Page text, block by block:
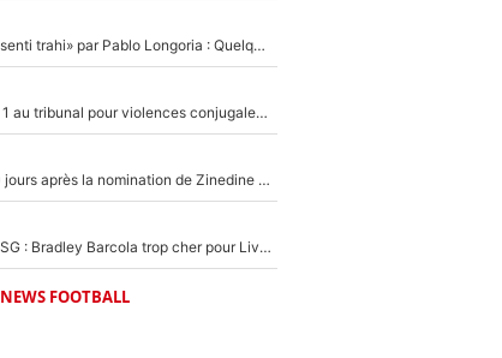
Medhi Benatia s'est «senti trahi» par Pablo Longoria : Quelques semaines après son départ, l'ancien directeur de football de l'OM règle ses comptes
Des terrains de Ligue 1 au tribunal pour violences conjugales : Un arbitre français encourt une peine de 18 mois de prison !
Equipe de France : 10 jours après la nomination de Zinedine Zidane, c'est au tour de son fils de prendre un nouveau départ !
EXCLU - Mercato - PSG : Bradley Barcola trop cher pour Liverpool
NEWS FOOTBALL